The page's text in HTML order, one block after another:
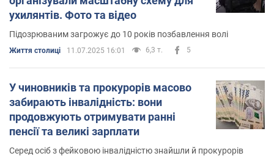
ухилянтів. Фото та відео
Підозрюваним загрожує до 10 років позбавлення волі
Життя столиці 11.07.2025 16:01 6,3 т. 5
У чиновників та прокурорів масово
забирають інвалідність: вони
продовжують отримувати ранні
пенсії та великі зарплати
Серед осіб з фейковою інвалідністю знайшли й прокурорів